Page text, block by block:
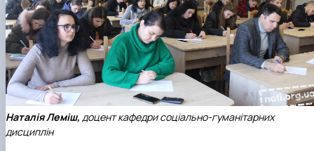
Наталія Леміш, доцент кафедри соціально-гуманітарних
дисциплін